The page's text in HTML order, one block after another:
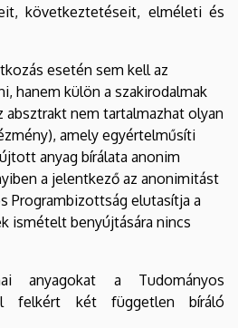
következtetéseit, elméleti és
esetén sem kell az
hanem külön a szakirodalmak
nem tartalmazhat olyan
amely egyértelműsíti
anyag bírálata anonim
a jelentkező az anonimitást
Programbizottság elutasítja a
ismételt benyújtására nincs
anyagokat a Tudományos
felkért két független bíráló